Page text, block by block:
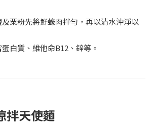
粟粉先將鮮蠔肉拌勻，再以清水沖淨以
白質、維他命B12 、鋅等。
拌天使麵